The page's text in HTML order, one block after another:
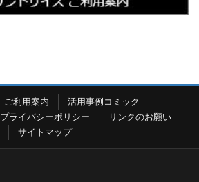
ご利用案内
活用事例コミック
プライバシーポリシー
リンクのお願い
サイトマップ